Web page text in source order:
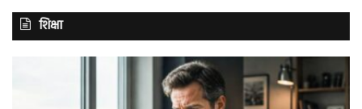
शिक्षा